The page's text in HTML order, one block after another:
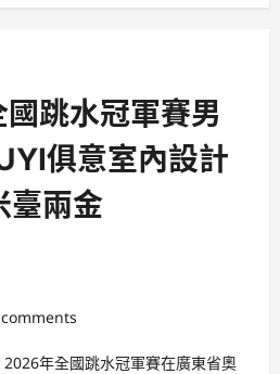
跳水冠軍賽男
俱意室內設計
臺兩金
2026年全國跳水冠軍賽在廣東省奧